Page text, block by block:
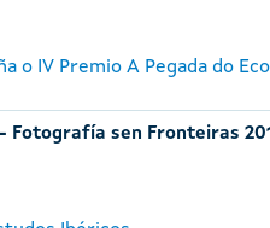
o IV Premio A Pegada do
Fotografía sen Fronteiras